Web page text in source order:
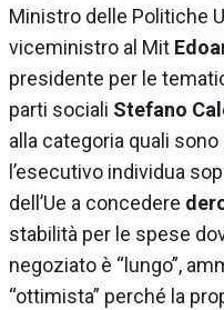
Ministro delle Politiche
viceministro al Mit
presidente per le
parti sociali Stefano
alla categoria quali
l’esecutivo individua
dell’Ue a concedere
stabilità per le spese
negoziato è “lungo”,
“ottimista” perché la